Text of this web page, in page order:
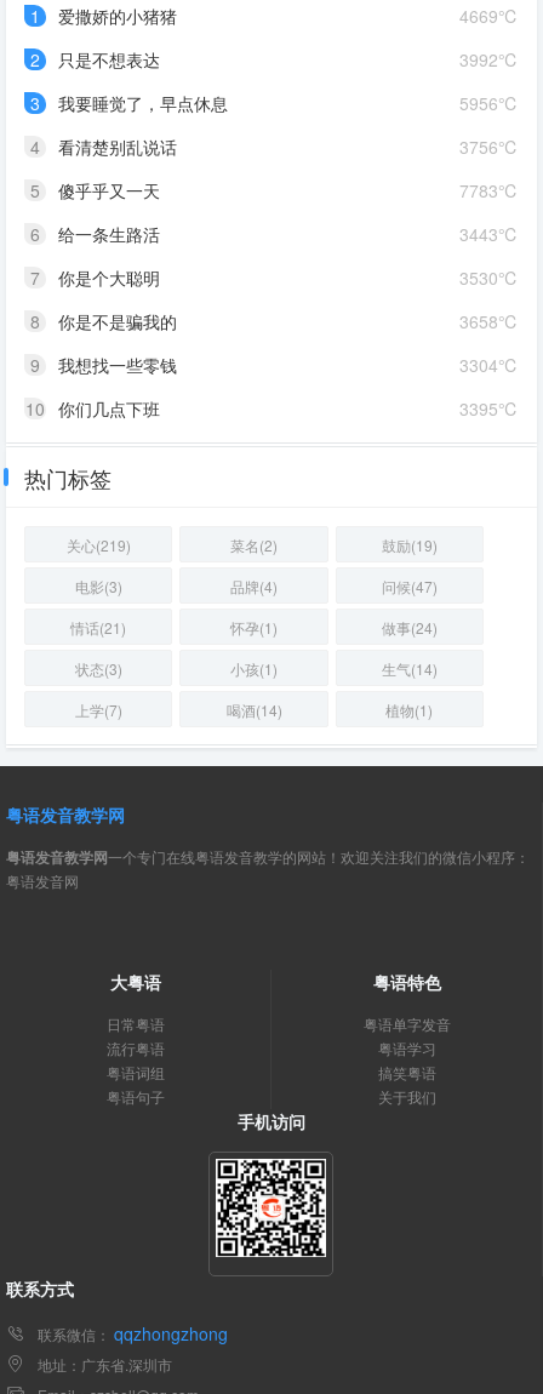
4669℃
1
爱撒娇的小猪猪
3992℃
2
只是不想表达
5956℃
3
我要睡觉了，早点休息
3756℃
4
看清楚别乱说话
7783℃
5
傻乎乎又一天
3443℃
6
给一条生路活
3530℃
7
你是个大聪明
3658℃
8
你是不是骗我的
3304℃
9
我想找一些零钱
3395℃
10 你们几点下班
热门标签
关心(219) 菜名(2)
鼓励(19)
电影(3)
品牌(4)
问候(47)
情话(21)
怀孕(1)
做事(24)
状态(3)
小孩(1)
生气(14)
上学(7)
喝酒(14) 植物(1)
粤语发音教学网
粤语发音教学网一个专门在线粤语发音教学的网站！欢迎关注我们的微信小程序：
粤语发音网
大粤语
日常粤语
流行粤语
粤语词组
粤语句子
粤语特色
粤语单字发音
粤语学习
搞笑粤语
关于我们
手机访问
联系方式
联系微信： qqzhongzhong
地址：广东省.深圳市